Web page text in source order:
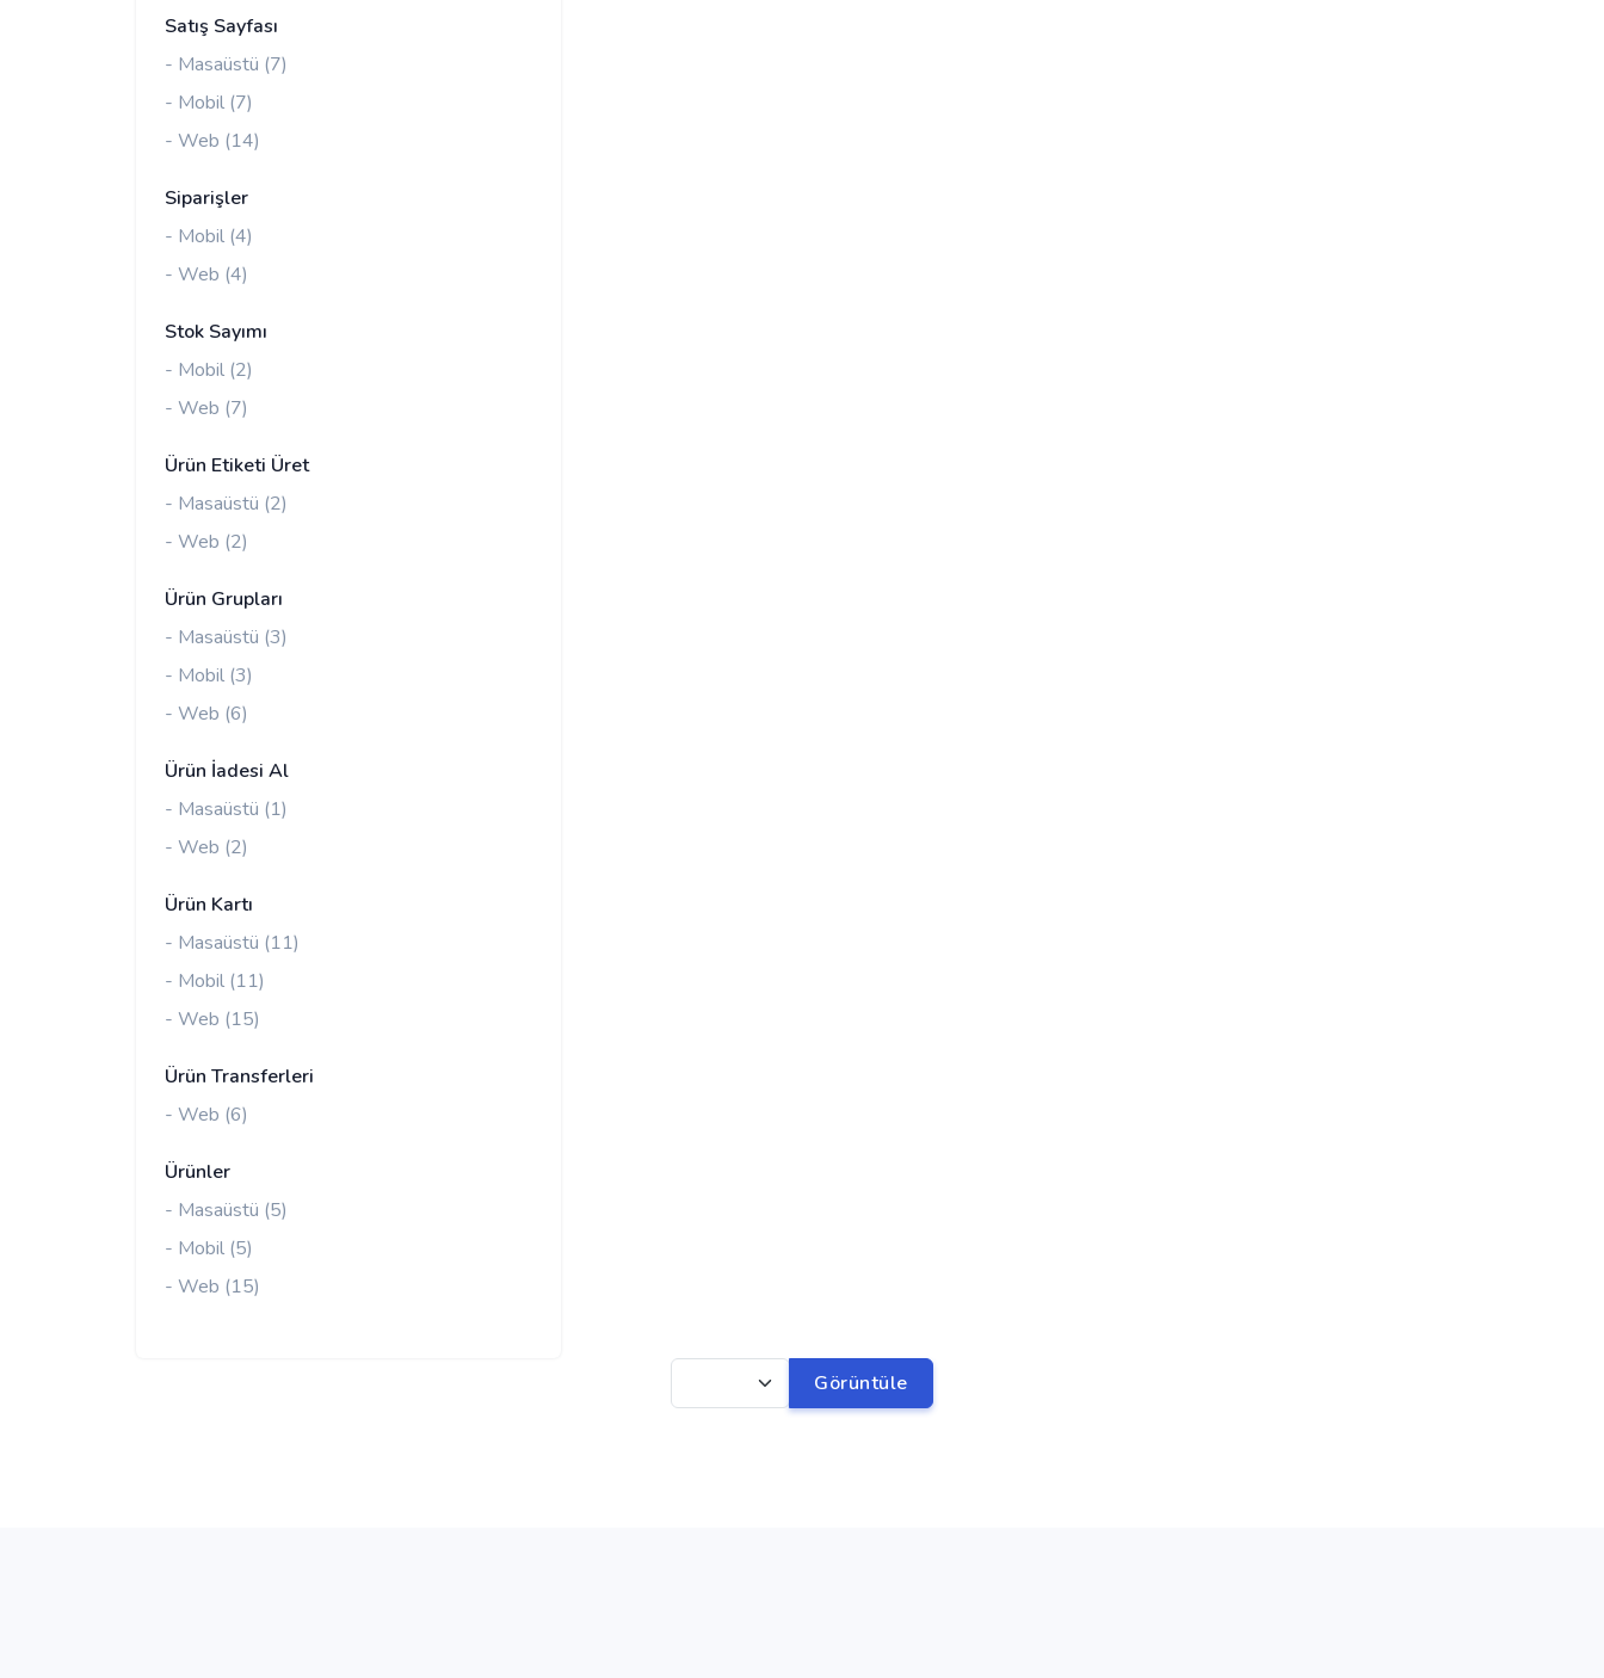
Satış Sayfası
- Masaüstü (7)
- Mobil (7)
- Web (14)
Siparişler
- Mobil (4)
- Web (4)
Stok Sayımı
- Mobil (2)
- Web (7)
Ürün Etiketi Üret
- Masaüstü (2)
- Web (2)
Ürün Grupları
- Masaüstü (3)
- Mobil (3)
- Web (6)
Ürün İadesi Al
- Masaüstü (1)
- Web (2)
Ürün Kartı
- Masaüstü (11)
- Mobil (11)
- Web (15)
Ürün Transferleri
- Web (6)
Ürünler
- Masaüstü (5)
- Mobil (5)
- Web (15)
Görüntüle